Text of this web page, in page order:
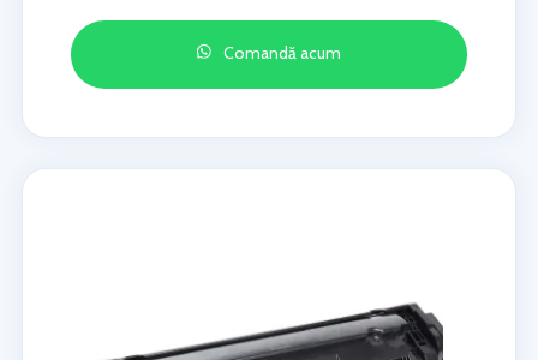
Comandă acum